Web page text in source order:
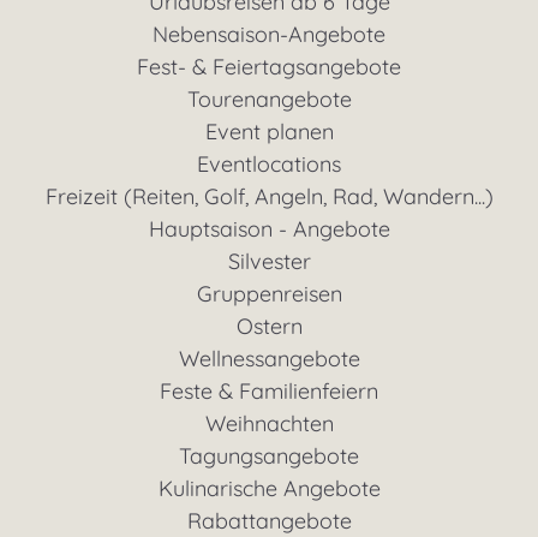
Nebensaison-Angebote
Fest- & Feiertagsangebote
Tourenangebote
Event planen
Eventlocations
Freizeit (Reiten, Golf, Angeln, Rad, Wandern...)
Hauptsaison - Angebote
Silvester
Gruppenreisen
Ostern
Wellnessangebote
Feste & Familienfeiern
Weihnachten
Tagungsangebote
Kulinarische Angebote
Rabattangebote